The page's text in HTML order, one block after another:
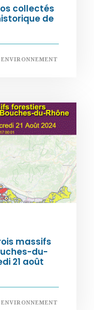
collectés
de
massifs
du-
21 août